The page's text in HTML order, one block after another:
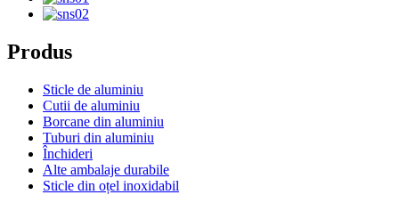
Produs
Sticle de aluminiu
Cutii de aluminiu
Borcane din aluminiu
Tuburi din aluminiu
Închideri
Alte ambalaje durabile
Sticle din oțel inoxidabil